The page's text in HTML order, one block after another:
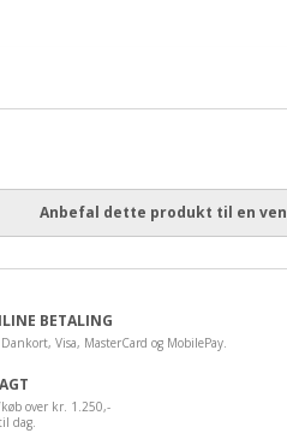
Anbefal dette produkt til en ven
BETALING
Visa, MasterCard og MobilePay.
over kr. 1.250,-
dag.